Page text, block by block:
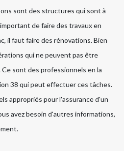
sont des structures qui sont à
de faire des travaux en
il faut faire des rénovations. Bien
qui ne peuvent pas être
sont des professionnels en la
38 qui peut effectuer ces tâches.
appropriés pour l'assurance d'un
avez besoin d'autres informations,